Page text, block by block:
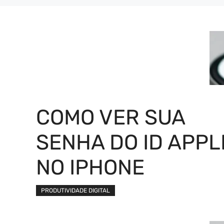
COMO VER SUA
SENHA DO ID
NO IPHONE
PRODUTIVIDADE DIGITAL